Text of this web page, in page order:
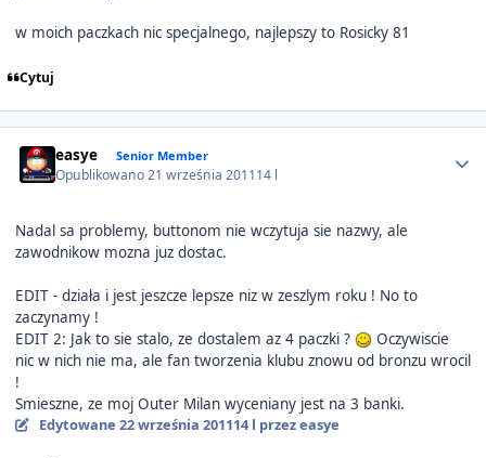
w moich paczkach nic specjalnego, najlepszy to Rosicky 81
Cytuj
easye Senior Member
Opublikowano21 września 201114 l
Nadal sa problemy, buttonom nie wczytuja sie nazwy, ale
zawodnikow mozna juz dostac.
EDIT - działa i jest jeszcze lepsze niz w zeszlym roku ! No to
zaczynamy !
EDIT 2: Jak to sie stalo, ze dostalem az 4 paczki ?
Oczywiscie
nic w nich nie ma, ale fan tworzenia klubu znowu od bronzu wrocil
!
Smieszne, ze moj Outer Milan wyceniany jest na 3 banki.
Edytowane 22 września 201114 l przez easye